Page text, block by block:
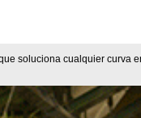
soluciona cualquier curva